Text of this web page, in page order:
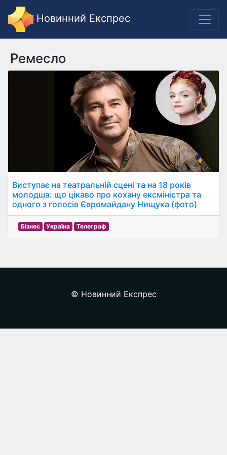
Новинний Експрес
Ремесло
Виступає на театральній сцені та на 18 років
молодша: що цікаво про кохану ексміністра та
одного з голосів Євромайдану Нищука (фото)
Бізнес Україна Телеграф
© Новинний Експрес